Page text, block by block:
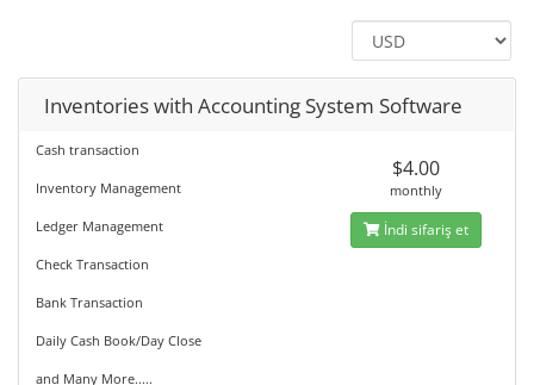
Inventories with Accounting System Software
Cash transaction
Inventory Management
Ledger Management
Check Transaction
Bank Transaction
Daily Cash Book/Day Close
and Many More.....
$4.00
monthly
İndi sifariş et